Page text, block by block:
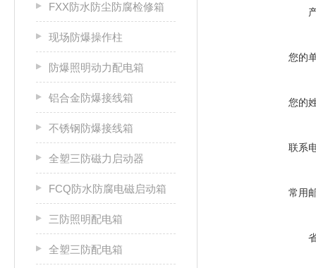
FXX防水防尘防腐检修箱
现场防爆操作柱
防爆照明动力配电箱
铝合金防爆接线箱
不锈钢防爆接线箱
全塑三防磁力启动器
FCQ防水防腐电磁启动箱
三防照明配电箱
全塑三防配电箱
您的
您的
联系
常用